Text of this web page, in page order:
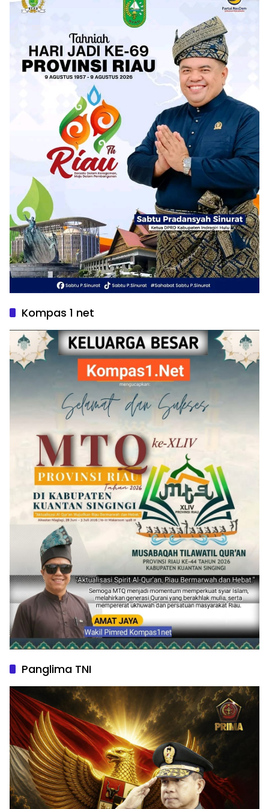
Kompas 1 net
Panglima TNI